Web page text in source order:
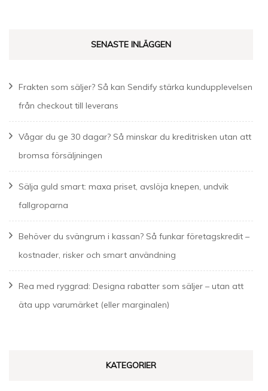
SENASTE INLÄGGEN
Frakten som säljer? Så kan Sendify stärka kundupplevelsen
från checkout till leverans
Vågar du ge 30 dagar? Så minskar du kreditrisken utan att
bromsa försäljningen
Sälja guld smart: maxa priset, avslöja knepen, undvik
fallgroparna
Behöver du svängrum i kassan? Så funkar företagskredit –
kostnader, risker och smart användning
Rea med ryggrad: Designa rabatter som säljer – utan att
äta upp varumärket (eller marginalen)
KATEGORIER